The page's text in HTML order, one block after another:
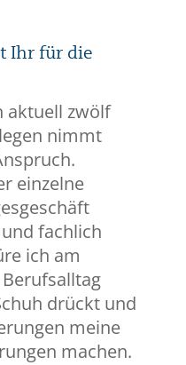
Ihr für die
aktuell zwölf
nimmt
einzelne
fachlich
ich am
drückt und
meine
machen.